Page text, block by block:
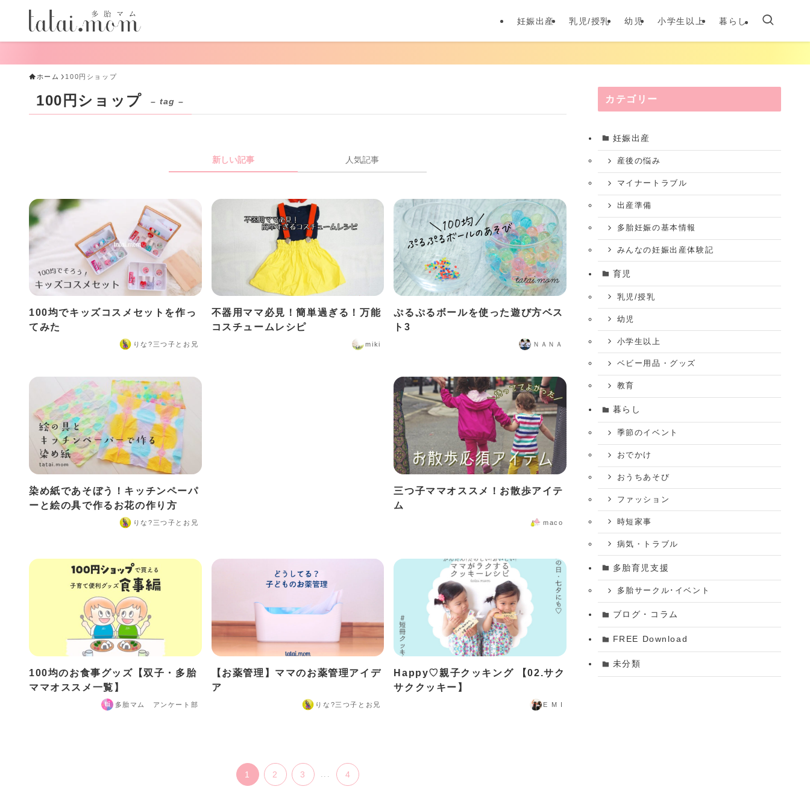
妊娠出産 乳児/授乳 幼児 小学生以上 暮らし
ホーム 100円ショップ
100円ショップ – tag –
新しい記事 人気記事
100均でキッズコスメセットを作っ
てみた
りな?️三つ子とお兄
不器用ママ必見！簡単過ぎる！万能
コスチュームレシピ
miki
ぷるぷるボールを使った遊び方ベス
ト3
ＮＡＮＡ
染め紙であそぼう！キッチンペーパ
ーと絵の具で作るお花の作り方
りな?️三つ子とお兄
三つ子ママオススメ！お散歩アイテ
ム
maco
100均のお食事グッズ【双子・多胎
ママオススメ一覧】
多胎マム アンケート部
【お薬管理】ママのお薬管理アイデ
ア
りな?️三つ子とお兄
Happy♡親子クッキング 【02.サク
サククッキー】
E M I
1 2 3 ... 4
カテゴリー
妊娠出産
産後の悩み
マイナートラブル
出産準備
多胎妊娠の基本情報
みんなの妊娠出産体験記
育児
乳児/授乳
幼児
小学生以上
ベビー用品・グッズ
教育
暮らし
季節のイベント
おでかけ
おうちあそび
ファッション
時短家事
病気・トラブル
多胎育児支援
多胎サークル･イベント
ブログ・コラム
FREE Download
未分類